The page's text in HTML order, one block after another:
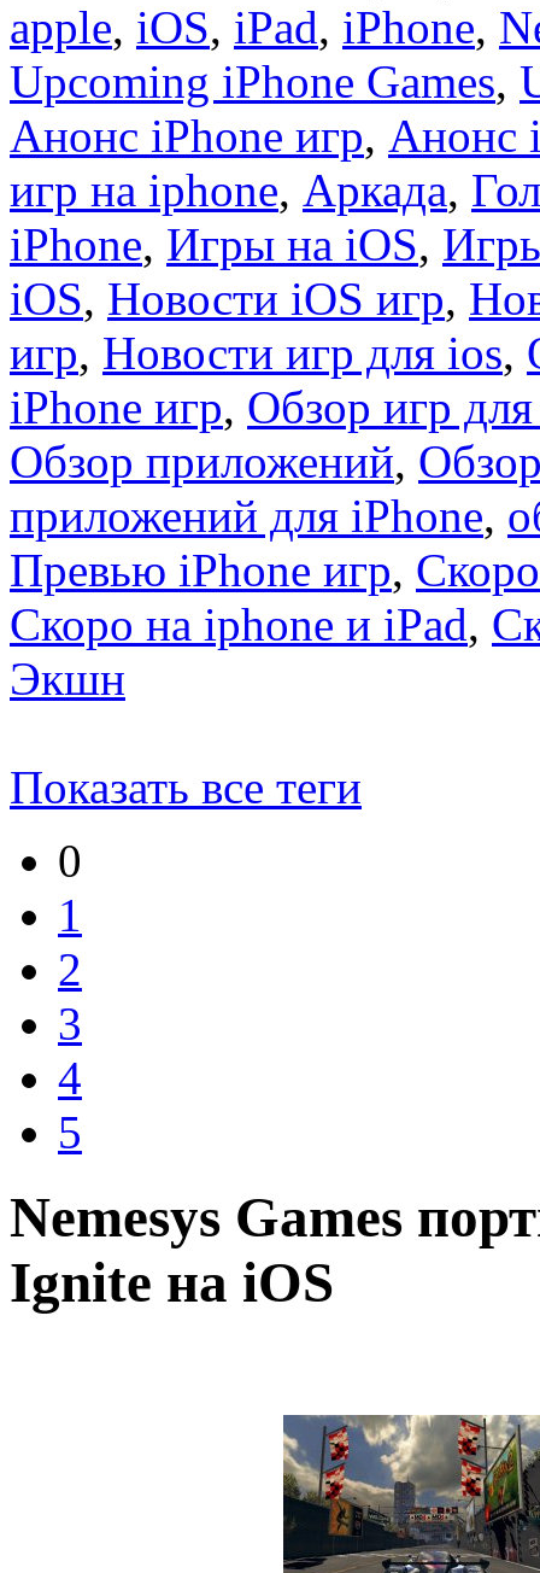
apple, iOS, iPad, iPhone,
Upcoming iPhone Games,
Анонс iPhone игр, Анонс
игр на iphone, Аркада,
iPhone, Игры на iOS,
iOS, Новости iOS игр,
игр, Новости игр для ios,
iPhone игр, Обзор игр
Обзор приложений,
приложений для iPhone,
Превью iPhone игр,
Скоро на iphone и iPad,
Экшн
Показать все теги
0
1
2
3
4
5
Nemesys Games
Ignite на iOS